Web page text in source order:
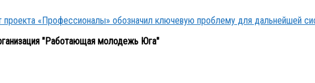
«Профессионалы» обозначил ключевую проблему для дальнейшей
"Работающая молодежь Юга"